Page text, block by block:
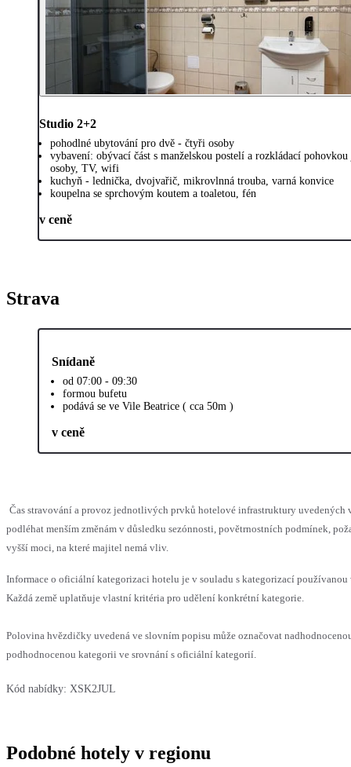
Studio 2+2
pohodlné ubytování pro dvě - čtyři osoby
vybavení: obývací část s manželskou postelí a rozkládací
osoby, TV, wifi
kuchyň - lednička, dvojvařič, mikrovlnná trouba, varná konvice
koupelna se sprchovým koutem a toaletou, fén
v ceně
Strava
Snídaně
od 07:00 - 09:30
formou bufetu
podává se ve Vile Beatrice ( cca 50m )
v ceně
Čas stravování a provoz jednotlivých prvků hotelové infrastruktury uvedených
podléhat menším změnám v důsledku sezónnosti, povětrnostních podmínek,
vyšší moci, na které majitel nemá vliv.
Informace o oficiální kategorizaci hotelu je v souladu s kategorizací používanou
Každá země uplatňuje vlastní kritéria pro udělení konkrétní kategorie.
Polovina hvězdičky uvedená ve slovním popisu může označovat
podhodnocenou kategorii ve srovnání s oficiální kategorií.
Kód nabídky: XSK2JUL
Podobné hotely v regionu